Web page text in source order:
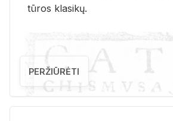
tū­ros kla­si­kų.
PERŽIŪRĖTI